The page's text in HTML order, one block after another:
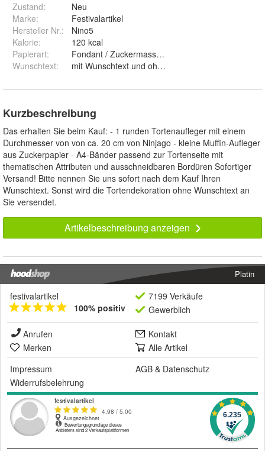
Zustand:
Neu
Marke:
Festivalartikel
Hersteller Nr.:
Nino5
Kalorie:
120 kcal
Papierart:
Wunschtext: mit Wunschtext und ohne Wunschtext
Kurzbeschreibung
Das erhalten Sie beim Kauf: - 1 runden Tortenaufleger mit einem
Durchmesser von von ca. 20 cm von Ninjago - kleine Muffin-Aufleger
aus Zuckerpapier - A4-Bänder passend zur Tortenseite mit
thematischen Attributen und ausschneidbaren Bordüren Sofortiger
Versand! Bitte nennen Sie uns sofort nach dem Kauf Ihren
Wunschtext. Sonst wird die Tortendekoration ohne Wunschtext an
Sie versendet.
Artikelbeschreibung anzeigen
Platin
festivalartikel
100% positiv
7199 Verkäufe
Gewerblich
Anrufen
Kontakt
Merken
Alle Artikel
Impressum
AGB & Datenschutz
Widerrufsbelehrung